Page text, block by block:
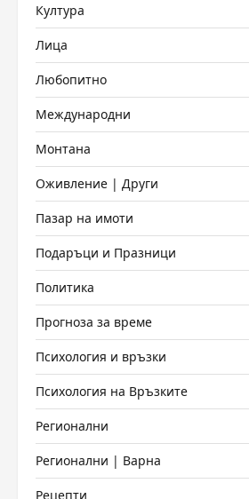
Култура
Лица
Любопитно
Международни
Монтана
Оживление | Други
Пазар на имоти
Подаръци и Празници
Политика
Прогноза за време
Психология и връзки
Психология на Връзките
Регионални
Регионални | Варна
Рецепти